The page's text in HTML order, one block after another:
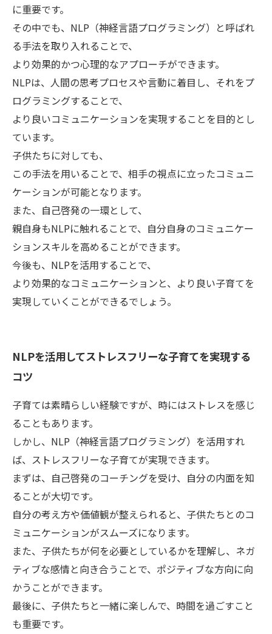
に重要です。
その中でも、NLP（神経言語プログラミング）と呼ばれ
る手法を取り入れることで、
より効果的かつ心理的なアプローチができます。
NLPは、人間の思考プロセスや言動に着目し、それをプ
ログラミングすることで、
より良いコミュニケーションを実現することを目的とし
ています。
子供たちに対しても、
この手法を用いることで、相手の視点に立ったコミュニ
ケーションが可能となります。
また、自己啓発の一環として、
親自身もNLPに触れることで、自分自身のコミュニケー
ションスキルを高めることができます。
今後も、NLPを活用することで、
より効果的なコミュニケーションと、より良い子育てを
実現していくことができるでしょう。
NLPを活用してストレスフリーな子育てを実現する
コツ
子育ては素晴らしい経験ですが、時にはストレスを感じ
ることもあります。
しかし、NLP（神経言語プログラミング）を活用すれ
ば、ストレスフリーな子育てが実現できます。
まずは、自己啓発のコーチングを受け、自分の内面を知
ることが大切です。
自分の考え方や価値観が整えられると、子供たちとのコ
ミュニケーションがスムーズになります。
また、子供たちが何を必要としているかを理解し、ネガ
ティブな感情と向き合うことで、ポジティブな方向に向
かうことができます。
最後に、子供たちと一緒に楽しんで、時間を過ごすこと
も重要です。